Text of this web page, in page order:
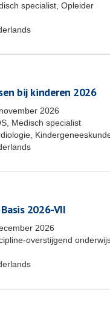
specialist, Opleider
bij kinderen 2026
2026
Medisch specialist
2026-VII
2026
overstijgend